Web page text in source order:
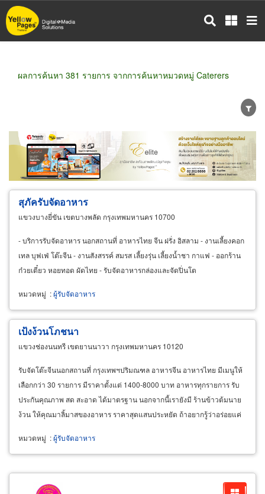
ข้าม
ไป
ผลการค้นหา 381 รายการ จากการค้นหาหมวดหมู่ Caterers
ขายส่ง ขายปลีก ผู้ผลิต
ตัวแทนจัดจำหน่าย
ผู้ส่งออก/นำเข้า
ธุรกิจบริการ
สุภัครับจัดอาหาร
แขวงบางยี่ขัน เขตบางพลัด กรุงเทพมหานคร 10700
- บริการรับจัดอาหาร นอกสถานที่ อาหารไทย จีน ฝรั่ง อิสลาม - งานเลี้ยงคอก
เทล บุฟเฟ่ โต๊ะจีน - งานสังสรรค์ สมรส เลี้ยงรุ่น เลี้ยงน้ำชา กาแฟ - ออกร้าน
ก๋วยเตี๋ยว หอยทอด ผัดไทย - รับจัดอาหารกล่องและจัดปิ่นโต
หมวดหมู่ :ผู้รับจัดอาหาร
เป้งง้วนโภชนา
แขวงช่องนนทรี เขตยานนาวา กรุงเทพมหานคร 10120
รับจัดโต๊ะจีนนอกสถานที่ กรุงเทพฯปริมณฑล อาหารจีน อาหารไทย มีเมนูให้
เลือกกว่า 30 รายการ มีราคาตั้งแต่ 1400-8000 บาท อาหารทุกรายการ รับ
ประกันคุณภาพ สด สะอาด ได้มาตรฐาน นอกจากนี้เรายังมี ร้านข้าวต้มนาย
ง้วน ให้คุณมาลิ้มาสของอาหาร ราคาสุดแสนประหยัด ถ้าอยากรู้ว่าอร่อยแค่
หมวดหมู่ :ผู้รับจัดอาหาร